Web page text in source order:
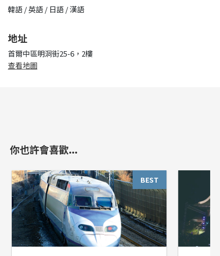
韓語 / 英語 / 日語 / 漢語
地址
首爾中區明洞街25-6，2樓
查看地圖
你也許會喜歡...
BEST